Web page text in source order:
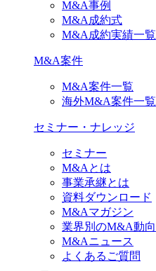
M&A事例
M&A成約式
M&A成約実績一覧
M&A案件
M&A案件一覧
海外M&A案件一覧
セミナー・ナレッジ
セミナー
M&Aとは
事業承継とは
資料ダウンロード
M&Aマガジン
業界別のM&A動向
M&Aニュース
よくあるご質問